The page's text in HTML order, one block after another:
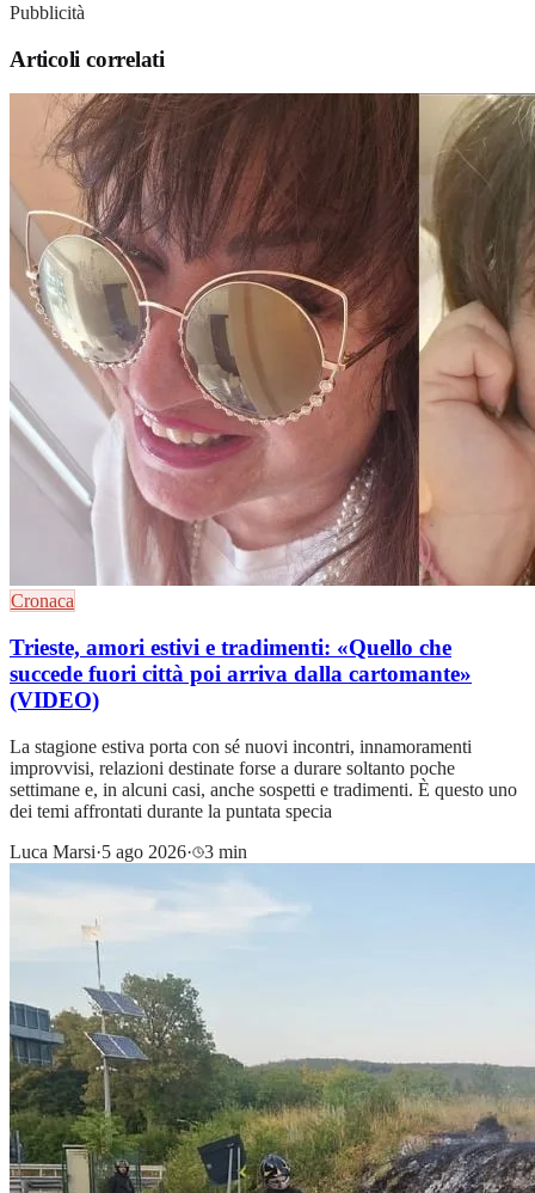
Pubblicità
Articoli correlati
Cronaca
Trieste, amori estivi e tradimenti: «Quello che
succede fuori città poi arriva dalla cartomante»
(VIDEO)
La stagione estiva porta con sé nuovi incontri, innamoramenti
improvvisi, relazioni destinate forse a durare soltanto poche
settimane e, in alcuni casi, anche sospetti e tradimenti. È questo uno
dei temi affrontati durante la puntata specia
Luca Marsi·5 ago 2026· 3 min